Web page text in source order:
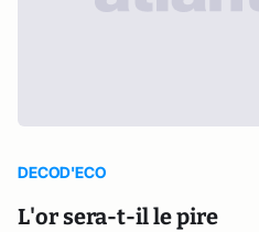
DECOD'ECO
L'or sera-t-il le pire